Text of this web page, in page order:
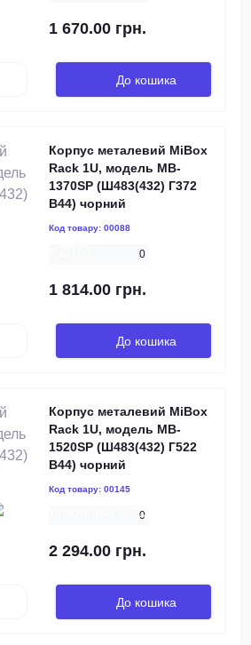
1 670.00 грн.
До кошика
Корпус металевий MiBox
Rack 1U, модель MB-
1370SP (Ш483(432) Г372
В44) чорний
Код товару: 00088
0
1 814.00 грн.
До кошика
Корпус металевий MiBox
Rack 1U, модель MB-
1520SP (Ш483(432) Г522
В44) чорний
Код товару: 00145
0
2 294.00 грн.
До кошика